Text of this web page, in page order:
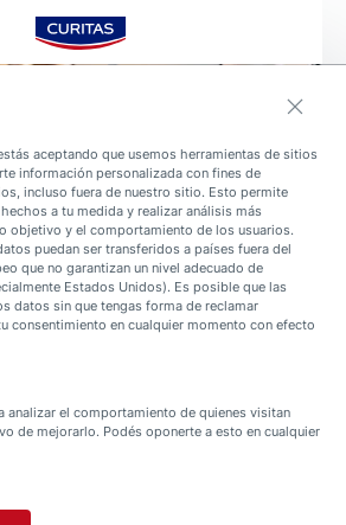
que debes
aceptando que usemos herramientas de sitios
información personalizada con fines de
incluso fuera de nuestro sitio. Esto permite
a tu medida y realizar análisis más
objetivo y el comportamiento de los usuarios.
puedan ser transferidos a países fuera del
que no garantizan un nivel adecuado de
Estados Unidos). Es posible que las
datos sin que tengas forma de reclamar
consentimiento en cualquier momento con efecto
analizar el comportamiento de quienes visitan
de mejorarlo. Podés oponerte a esto en cualquier